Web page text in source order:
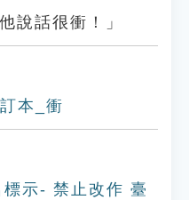
說話很衝！」
本_衝
示- 禁止改作 臺